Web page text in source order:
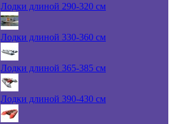
Лодки длиной 290-320 см
Лодки длиной 330-360 см
Лодки длиной 365-385 см
Лодки длиной 390-430 см